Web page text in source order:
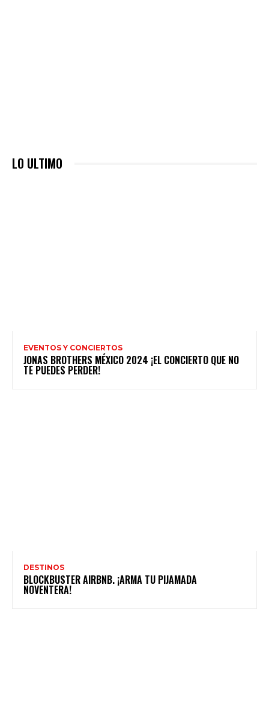
LO ULTIMO
EVENTOS Y CONCIERTOS
JONAS BROTHERS MÉXICO 2024 ¡EL CONCIERTO QUE NO
TE PUEDES PERDER!
DESTINOS
BLOCKBUSTER AIRBNB. ¡ARMA TU PIJAMADA
NOVENTERA!